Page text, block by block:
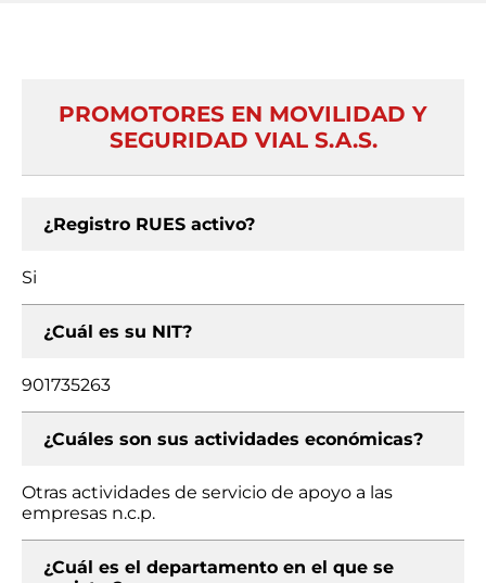
PROMOTORES EN MOVILIDAD Y
SEGURIDAD VIAL S.A.S.
¿Registro RUES activo?
Si
¿Cuál es su NIT?
901735263
¿Cuáles son sus actividades económicas?
Otras actividades de servicio de apoyo a las
empresas n.c.p.
¿Cuál es el departamento en el que se